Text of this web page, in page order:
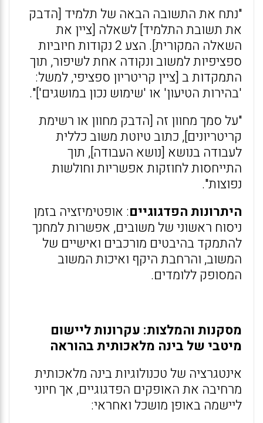
"נתח את התשובה הבאה של תלמיד [הדבק
את תשובת התלמיד] לשאלה [ציין את
השאלה המקורית]. הצע 2 נקודות חיוביות
ספציפיות למשוב ונקודה אחת לשיפור, תוך
התמקדות ב [ציין קריטריון ספציפי, למשל:
'בהירות הטיעון' או 'שימוש נכון במושגים']".
"על סמך מחוון זה [הדבק מחוון או רשימת
קריטריונים], כתוב טיוטת משוב כללית
לעבודה בנושא [נושא העבודה], תוך
התייחסות לחוזקות אפשריות וחולשות
נפוצות".
היתרונות הפדגוגיים: אופטימיזציה בזמן
ניסוח ראשוני של משובים, אפשרות למחנך
להתמקד בהיבטים מורכבים ואישיים של
המשוב, והרחבת היקף ואיכות המשוב
המסופק ללומדים.
מסקנות והמלצות: עקרונות ליישום
מיטבי של בינה מלאכותית בהוראה
אינטגרציה של טכנולוגיות בינה מלאכותית
מרחיבה את האופקים הפדגוגיים, אך חיוני
ליישמה באופן מושכל ואחראי: